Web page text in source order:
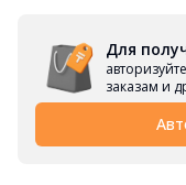
Для
заказам и